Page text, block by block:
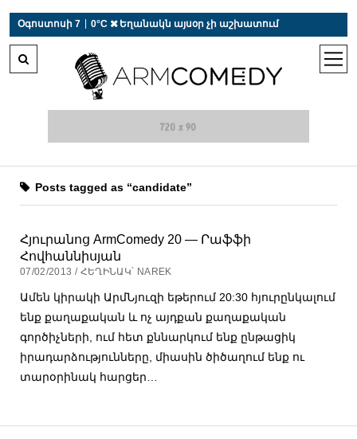
Օգոստոսի 7 0°C  Եղանակն այսօր չի աշխատում
open
Posts tagged as “candidate”
Հյուրանոց ArmComedy 20 — Րաֆֆի
Հովհաննիսյան
07/02/2013 / ՀԵՂԻՆԱԿ՝ NAREK
Ամեն կիրակի ԱրմՆյուզի եթերում 20:30 հյուրընկալում
ենք քաղաքական և ոչ այդքան քաղաքական
գործիչների, ում հետ քննարկում ենք ընթացիկ
իրադարձությունները, միասին ծիծաղում ենք ու
տարօրինակ հարցեր…